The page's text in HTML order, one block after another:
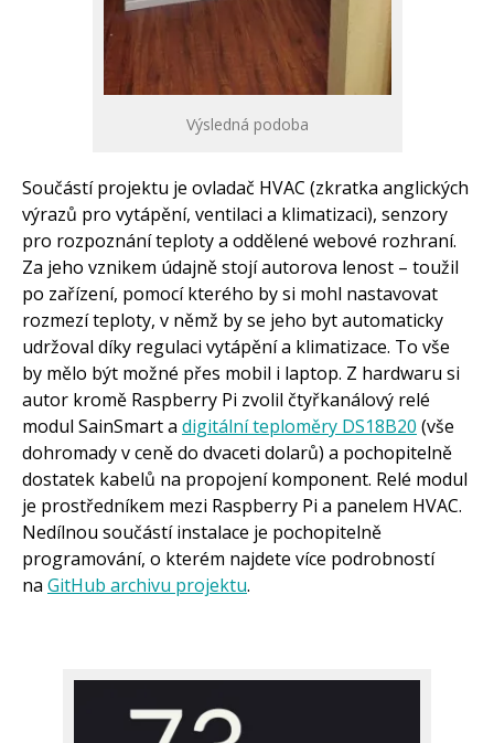
Výsledná podoba
Součástí projektu je ovladač HVAC (zkratka anglických
výrazů pro vytápění, ventilaci a klimatizaci), senzory
pro rozpoznání teploty a oddělené webové rozhraní.
Za jeho vznikem údajně stojí autorova lenost – toužil
po zařízení, pomocí kterého by si mohl nastavovat
rozmezí teploty, v němž by se jeho byt automaticky
udržoval díky regulaci vytápění a klimatizace. To vše
by mělo být možné přes mobil i laptop. Z hardwaru si
autor kromě Raspberry Pi zvolil čtyřkanálový relé
modul SainSmart a digitální teploměry DS18B20 (vše
dohromady v ceně do dvaceti dolarů) a pochopitelně
dostatek kabelů na propojení komponent. Relé modul
je prostředníkem mezi Raspberry Pi a panelem HVAC.
Nedílnou součástí instalace je pochopitelně
programování, o kterém najdete více podrobností
na GitHub archivu projektu.